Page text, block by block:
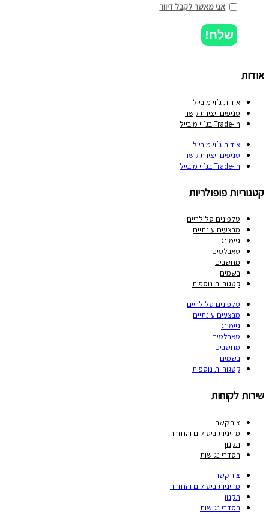
אני מאשר לקבל דיוור
שלח!
אודות
אודות ג’וי מובייל
סניפים ויצירת קשר
Trade-In בג’וי מובייל
אודות ג’וי מובייל
סניפים ויצירת קשר
Trade-In בג’וי מובייל
קטגוריות פופולריות
טלפונים סלולריים
מבצעים עונתיים
גיימינג
טאבלטים
מחשבים
בשמים
קטגוריות נוספות
טלפונים סלולריים
מבצעים עונתיים
גיימינג
טאבלטים
מחשבים
בשמים
קטגוריות נוספות
שירות לקוחות
צור קשר
מדיניות ביטולים והחזרה
תקנון
הסדרי נגישות
צור קשר
מדיניות ביטולים והחזרה
תקנון
הסדרי נגישות